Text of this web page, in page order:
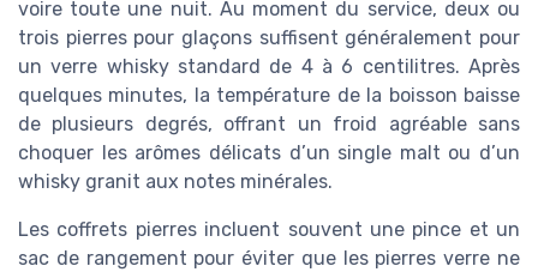
voire toute une nuit. Au moment du service, deux ou
trois pierres pour glaçons suffisent généralement pour
un verre whisky standard de 4 à 6 centilitres. Après
quelques minutes, la température de la boisson baisse
de plusieurs degrés, offrant un froid agréable sans
choquer les arômes délicats d’un single malt ou d’un
whisky granit aux notes minérales.
Les coffrets pierres incluent souvent une pince et un
sac de rangement pour éviter que les pierres verre ne